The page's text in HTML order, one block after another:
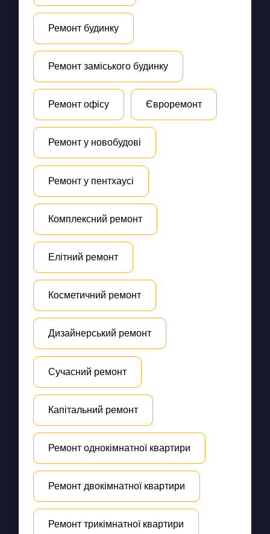
Ремонт будинку
Ремонт заміського будинку
Ремонт офісу Євроремонт
Ремонт у новобудові
Ремонт у пентхаусі
Комплексний ремонт
Елітний ремонт
Косметичний ремонт
Дизайнерський ремонт
Сучасний ремонт
Капітальний ремонт
Ремонт однокімнатної квартири
Ремонт двокімнатної квартири
Ремонт трикімнатної квартири